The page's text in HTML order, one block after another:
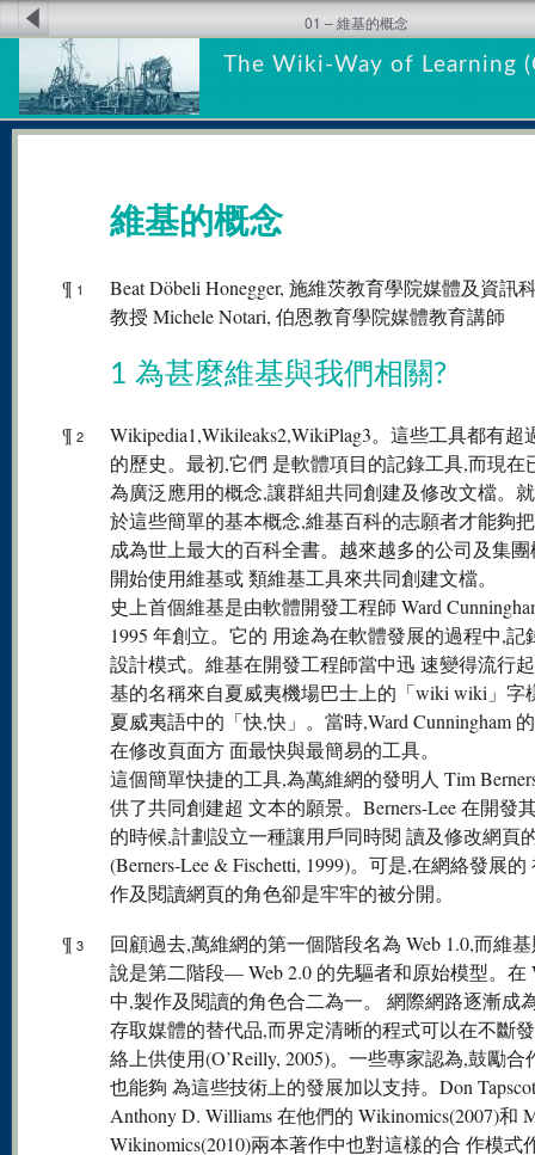
The Wiki-Way of Learning
01 – 維基的概念
維基的概念
¶ 1
Beat Döbeli Honegger, 施維茨教育學院媒體及資訊
教授 Michele Notari, 伯恩教育學院媒體教育講師
1 為甚麼維基與我們相關?
¶ 2
Wikipedia1,Wikileaks2,WikiPlag3。這些工具都有超
的歷史。最初,它們 是軟體項目的記錄工具,而現在
為廣泛應用的概念,讓群組共同創建及修改文檔。
於這些簡單的基本概念,維基百科的志願者才能夠
成為世上最大的百科全書。越來越多的公司及集
開始使用維基或 類維基工具來共同創建文檔。
史上首個維基是由軟體開發工程師 Ward
1995 年創立。它的 用途為在軟體發展的過程中,記
設計模式。維基在開發工程師當中迅 速變得流行
基的名稱來自夏威夷機場巴士上的「wiki wiki」字
夏威夷語中的「快,快」。當時,Ward Cunningham
在修改頁面方 面最快與最簡易的工具。
這個簡單快捷的工具,為萬維網的發明人 Tim
供了共同創建超 文本的願景。Berners-Lee 在開發
的時候,計劃設立一種讓用戶同時閱 讀及修改網頁
(Berners-Lee & Fischetti, 1999)。可是,在網絡發展的
作及閱讀網頁的角色卻是牢牢的被分開。
¶ 3
回顧過去,萬維網的第一個階段名為 Web 1.0,而維
說是第二階段— Web 2.0 的先驅者和原始模型。在
中,製作及閱讀的角色合二為一。 網際網路逐漸成
存取媒體的替代品,而界定清晰的程式可以在不斷
絡上供使用(O’Reilly, 2005)。一些專家認為,鼓勵合
也能夠 為這些技術上的發展加以支持。Don
Anthony D. Williams 在他們的 Wikinomics(2007)和
Wikinomics(2010)兩本著作中也對這樣的合 作模式